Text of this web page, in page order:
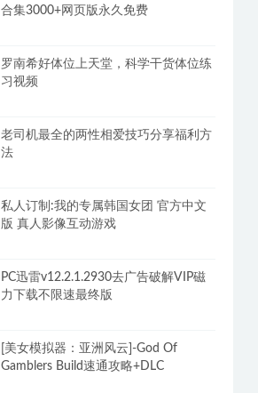
合集3000+网页版永久免费
罗南希好体位上天堂，科学干货体位练
习视频
老司机最全的两性相爱技巧分享福利方
法
私人订制:我的专属韩国女团 官方中文
版 真人影像互动游戏
PC迅雷v12.2.1.2930去广告破解VIP磁
力下载不限速最终版
[美女模拟器：亚洲风云]-God Of
Gamblers Build速通攻略+DLC